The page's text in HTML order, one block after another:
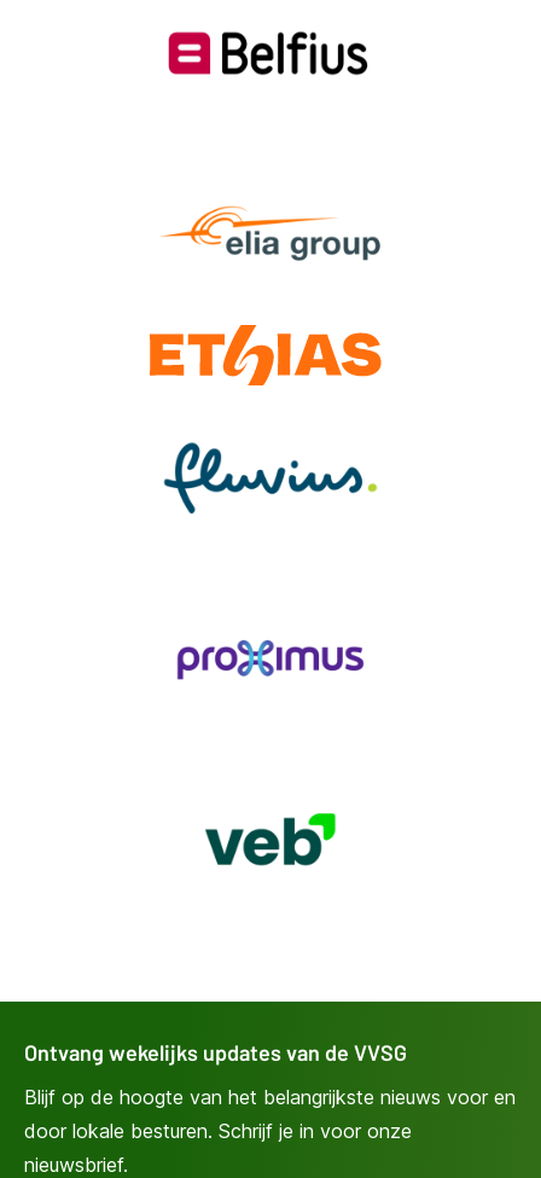
Ontvang wekelijks updates van de VVSG
Blijf op de hoogte van het belangrijkste nieuws voor en
door lokale besturen. Schrijf je in voor onze
nieuwsbrief.